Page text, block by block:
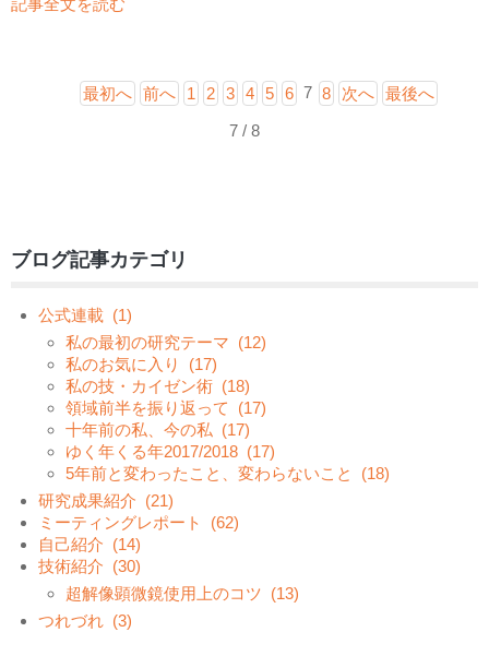
記事全文を読む
最初へ 前へ 1 2 3 4 5 6 7 8 次へ
最後へ
7 / 8
ブログ記事カテゴリ
公式連載 (1)
私の最初の研究テーマ (12)
私のお気に入り
(17)
私の技・カイゼン術 (18)
領域前半を振り返って
(17)
十年前の私、今の私 (17)
ゆく年くる年2017/2018 (17)
5年前と変わったこと、変わらないこと
(18)
研究成果紹介 (21)
ミーティングレポート
(62)
自己紹介 (14)
技術紹介 (30)
超解像顕微鏡使用上のコツ (13)
つれづれ (3)